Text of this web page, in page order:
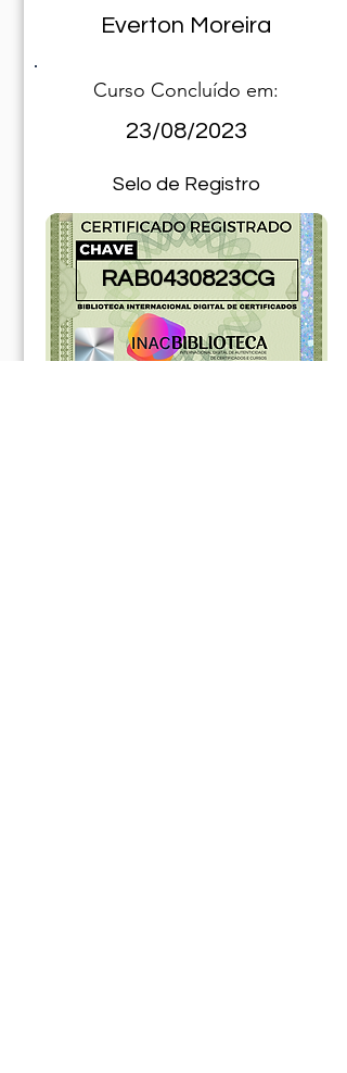
Everton Moreira
Curso Concluído em:
23/08/2023
Selo de Registro
RAB0430823CG